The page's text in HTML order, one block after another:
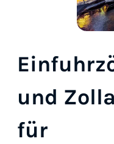
und
für